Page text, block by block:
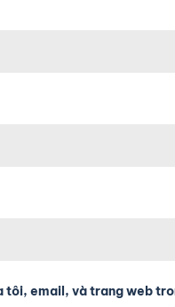
tôi, email, và trang web